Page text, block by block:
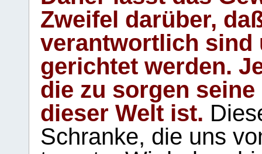
Zweifel darüber,
verantwortlich sind
gerichtet werden.
die zu sorgen
dieser Welt ist.
Schranke, die uns